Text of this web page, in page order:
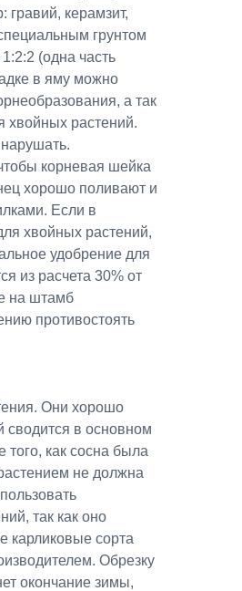
керамзит,
грунтом
(одна часть
в яму можно
а так
хвойных растений.
корневая шейка
хорошо поливают и
Если в
хвойных растений,
удобрение для
из расчета 30% от
на штамб
противостоять
Они хорошо
сводится в основном
как сосна была
не должна
так как оно
карликовые сорта
Обрезку
окончание зимы,